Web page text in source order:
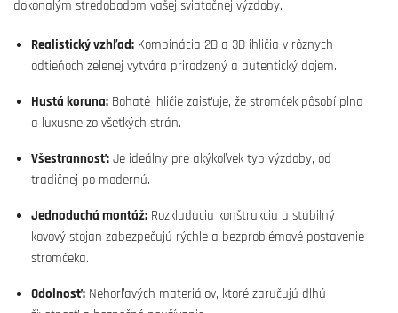
dokonalým stredobodom vašej sviatočnej výzdoby.
Realistický vzhľad: Kombinácia 2D a 3D ihličia v rôznych
odtieňoch zelenej vytvára prirodzený a autentický dojem.
Hustá koruna: Bohaté ihličie zaisťuje, že stromček pôsobí plno
a luxusne zo všetkých strán.
Všestrannosť: Je ideálny pre akýkoľvek typ výzdoby, od
tradičnej po modernú.
Jednoduchá montáž: Rozkladacia konštrukcia a stabilný
kovový stojan zabezpečujú rýchle a bezproblémové postavenie
stromčeka.
Odolnosť: Nehorľavých materiálov, ktoré zaručujú dlhú